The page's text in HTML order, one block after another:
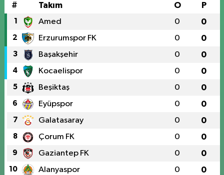
# Takım O P
1 Amed 0 0
2 Erzurumspor FK 0 0
3 Başakşehir 0 0
4 Kocaelispor 0 0
5 Beşiktaş 0 0
6 Eyüpspor 0 0
7 Galatasaray 0 0
8 Çorum FK 0 0
9 Gaziantep FK 0 0
10 Alanyaspor 0 0